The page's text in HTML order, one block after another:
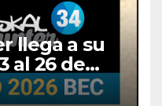
llega a su
al 26 de